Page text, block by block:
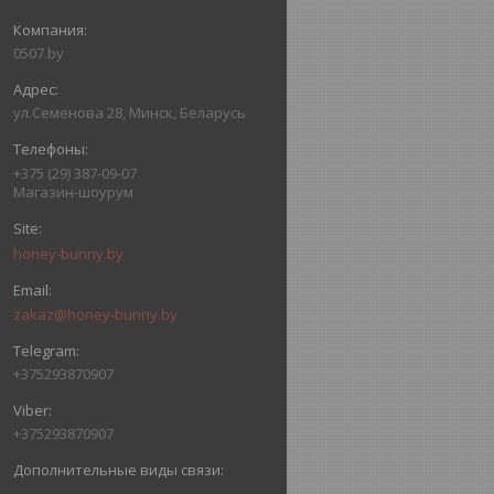
0507.by
ул.Семенова 28, Минск, Беларусь
+375 (29) 387-09-07
Магазин-шоурум
honey-bunny.by
zakaz@honey-bunny.by
+375293870907
+375293870907